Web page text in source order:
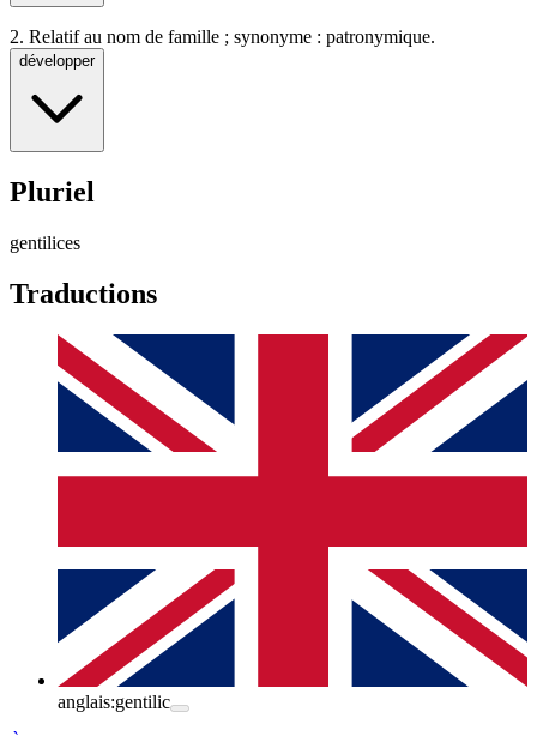
2. Relatif au nom de famille ; synonyme : patronymique.
développer
Pluriel
gentilices
Traductions
anglais:gentilic